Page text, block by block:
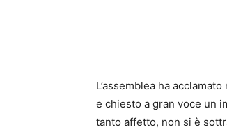
L’assemblea ha
e chiesto a gran voce un
tanto affetto, non si è